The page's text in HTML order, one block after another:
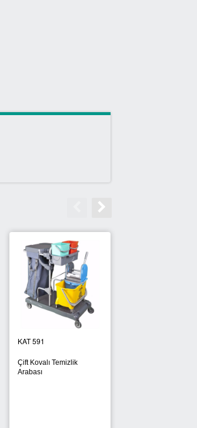
KAT 591
Çift Kovalı Temizlik
Arabası